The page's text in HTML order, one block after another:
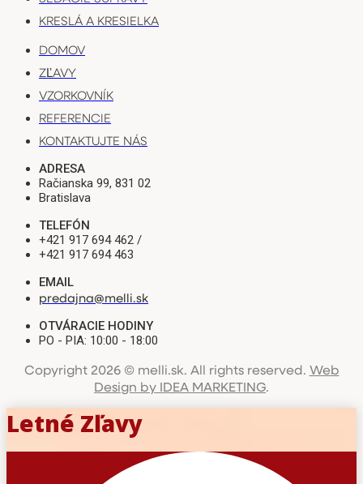
KRESLÁ A KRESIELKA
DOMOV
ZĽAVY
VZORKOVNÍK
REFERENCIE
KONTAKTUJTE NÁS
ADRESA
Račianska 99, 831 02
Bratislava
TELEFÓN
+421 917 694 462 /
+421 917 694 463
EMAIL
predajna@melli.sk
OTVÁRACIE HODINY
PO - PIA: 10:00 - 18:00
Copyright 2026 © melli.sk. All rights reserved. Web
Design by IDEA MARKETING.
Letné Zľavy